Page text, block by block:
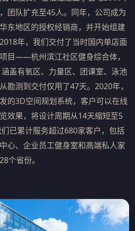
团队扩充至45人。同年，公司成为
东地区的授权经销商，并开始组建
年，我们交付了当时国内单店面
目——杭州滨江社区健身综合体，
盖有氧区、力量区、团课室、泳池
勘测到交付仅用了47天。2020年，
的3D空间规划系统，客户可以在线
效果，将设计周期从14天缩短至5
已累计服务超过680家客户，包括
心、企业员工健身室和高端私人家
个省份。